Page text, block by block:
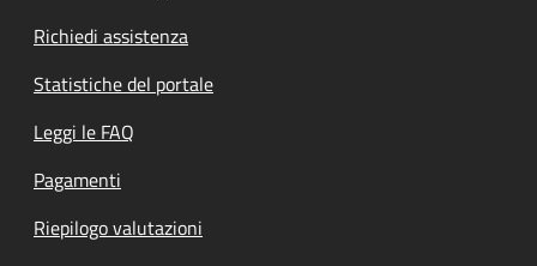
Richiedi assistenza
Statistiche del portale
Leggi le FAQ
Pagamenti
Riepilogo valutazioni